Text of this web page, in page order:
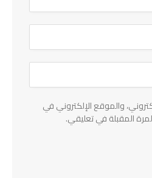
والموقع الإلكتروني في
المقبلة في تعليقي.